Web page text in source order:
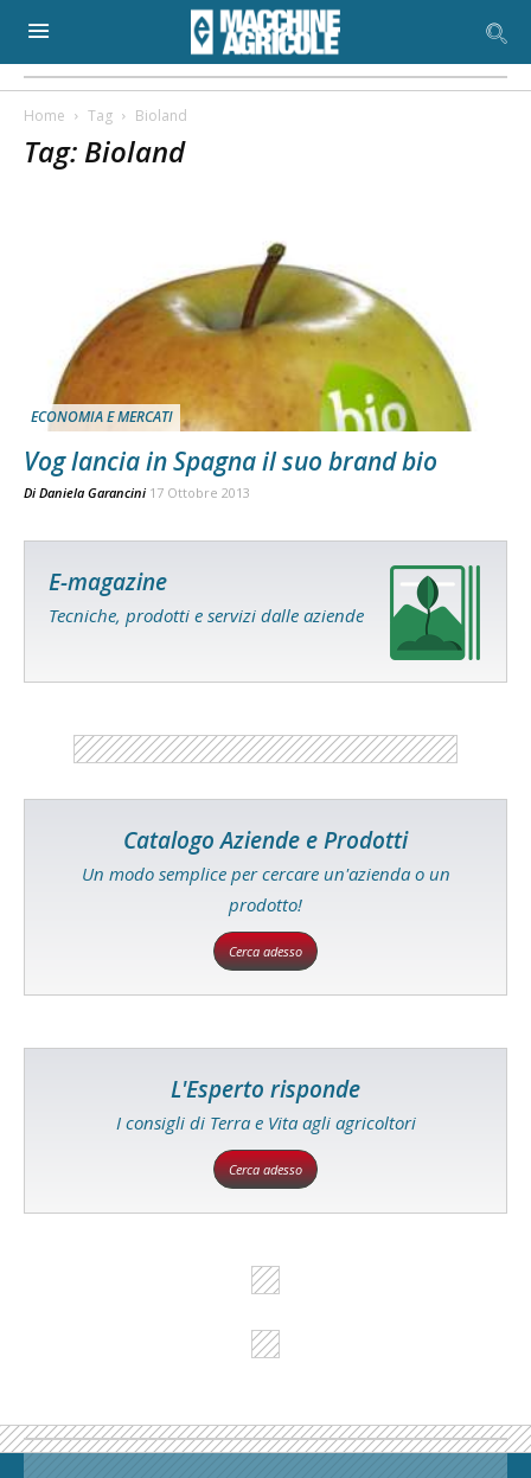
Home Tag Bioland
Tag: Bioland
ECONOMIA E MERCATI
Vog lancia in Spagna il suo brand bio
Di Daniela Garancini 17 Ottobre 2013
E-magazine
Tecniche, prodotti e servizi dalle aziende
Catalogo Aziende e Prodotti
Un modo semplice per cercare un'azienda o un
prodotto!
Cerca adesso
L'Esperto risponde
I consigli di Terra e Vita agli agricoltori
Cerca adesso